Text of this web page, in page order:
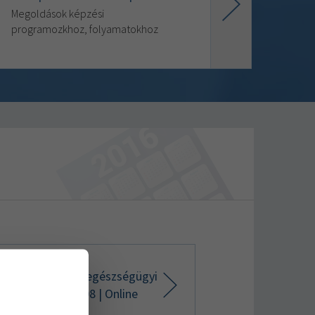
Megoldások képzési
programozkhoz, folyamatokhoz
ápolás és egészségügyi
09133008 | Online